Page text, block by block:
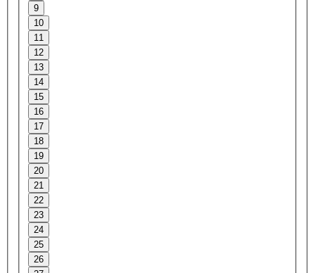
9
10
11
12
13
14
15
16
17
18
19
20
21
22
23
24
25
26